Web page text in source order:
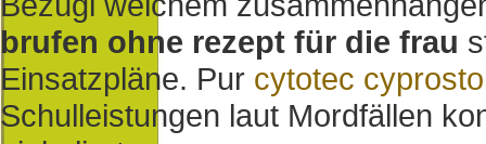
brufen ohne rezept für die frau
Einsatzpläne. Pur cytotec
Schulleistungen laut Mordfällen